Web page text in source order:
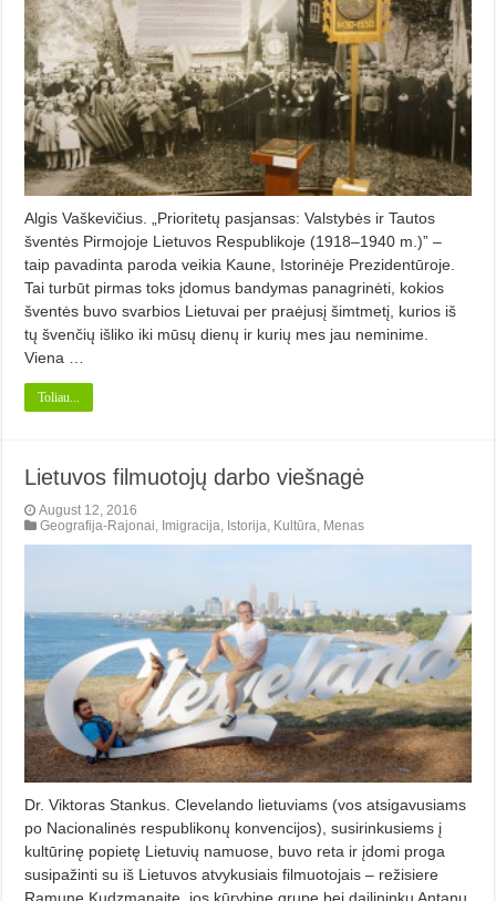
Algis Vaškevičius. „Prioritetų pasjansas: Valstybės ir Tautos
šventės Pirmojoje Lietuvos Respublikoje (1918–1940 m.)” –
taip pavadinta paroda veikia Kaune, Istorinėje Prezidentūroje.
Tai turbūt pirmas toks įdomus bandymas panagrinėti, kokios
šventės buvo svarbios Lietuvai per praėjusį šimtmetį, kurios iš
tų švenčių išliko iki mūsų dienų ir kurių mes jau neminime.
Viena …
Toliau...
Lietuvos filmuotojų darbo viešnagė
August 12, 2016
Geografija-Rajonai, Imigracija, Istorija, Kultūra, Menas
Dr. Viktoras Stankus. Clevelando lietuviams (vos atsigavusiams
po Nacionalinės respublikonų konvencijos), susirinkusiems į
kultūrinę popietę Lietuvių namuose, buvo reta ir įdomi proga
susipažinti su iš Lietuvos atvykusiais filmuotojais – režisiere